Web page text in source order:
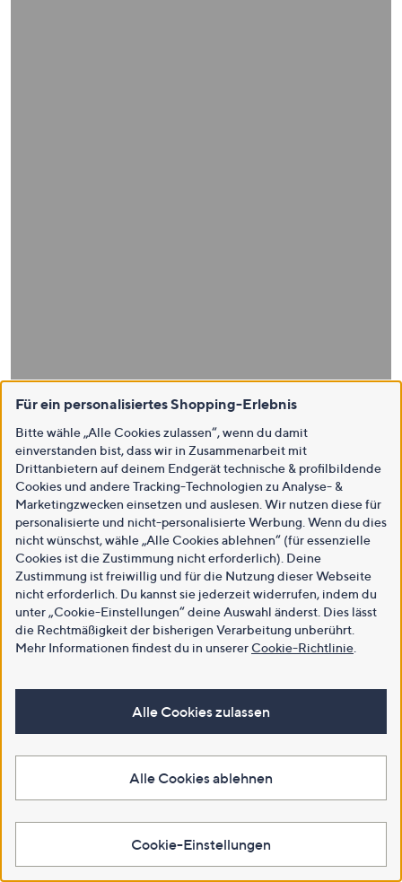
Für ein personalisiertes Shopping-Erlebnis
Bitte wähle „Alle Cookies zulassen“, wenn du damit
einverstanden bist, dass wir in Zusammenarbeit mit
Drittanbietern auf deinem Endgerät technische & profilbildende
Cookies und andere Tracking-Technologien zu Analyse- &
Marketingzwecken einsetzen und auslesen. Wir nutzen diese für
personalisierte und nicht-personalisierte Werbung. Wenn du dies
nicht wünschst, wähle „Alle Cookies ablehnen“ (für essenzielle
Cookies ist die Zustimmung nicht erforderlich). Deine
Zustimmung ist freiwillig und für die Nutzung dieser Webseite
nicht erforderlich. Du kannst sie jederzeit widerrufen, indem du
unter „Cookie-Einstellungen“ deine Auswahl änderst. Dies lässt
die Rechtmäßigkeit der bisherigen Verarbeitung unberührt.
Mehr Informationen findest du in unsererCookie-Richtlinie
Alle Cookies zulassen
Alle Cookies ablehnen
Cookie-Einstellungen